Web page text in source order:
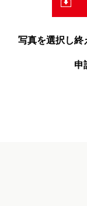
写真を選択し終
申